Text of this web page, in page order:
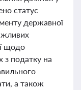
статус
державної
щодо
з податку на
а також